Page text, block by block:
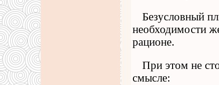
Безусловный
необходимости
рационе.
При этом не
смысле: